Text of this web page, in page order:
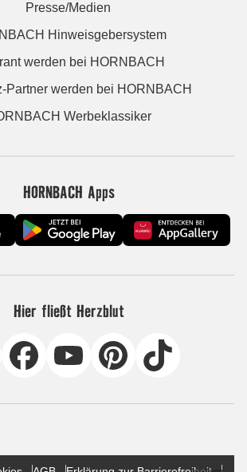
Presse/Medien
Hinweisgebersystem
werden bei HORNBACH
Partner werden bei HORNBACH
Werbeklassiker
HORNBACH Apps
Hier fließt Herzblut